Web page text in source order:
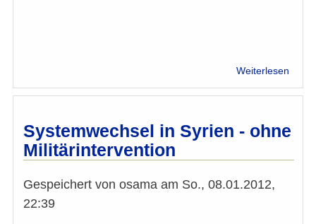
Weiterlesen
mit
zu
Systemwechsel in Syrien - ohne
Militärintervention
Gespeichert von osama am So., 08.01.2012,
22:39